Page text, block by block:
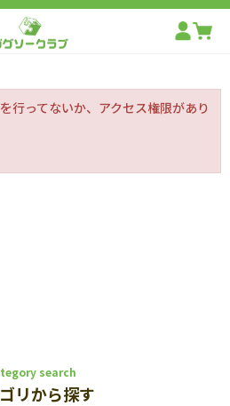
行ってないか、アクセス権限があり
search
リから探す